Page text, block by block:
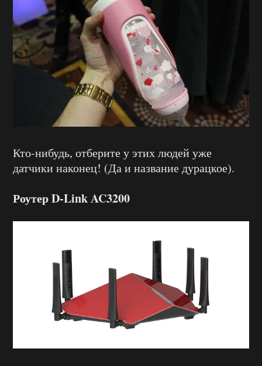
Кто-нибудь, отберите у этих людей уже
датчики наконец! (Да и название дурацкое).
РоутерD-Link AC3200